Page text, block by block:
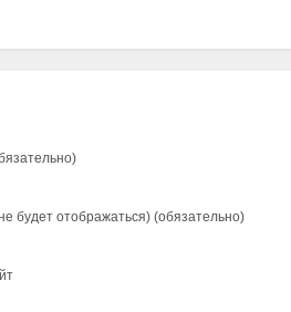
будет отображаться) (обязательно)